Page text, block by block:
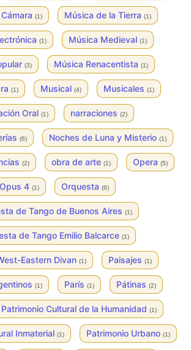
(1) Música de la Tierra (1)
(1) Música Medieval (1)
(3) Música Renacentista (1)
(1) Musical (4) Musicales (1)
Oral (1) narraciones (2)
(6) Noches de Luna y Misterio (1)
(2) obra de arte (1) Opera (5)
Opus 4 (1) Orquesta (6)
de Tango de Buenos Aires (1)
de Tango Emilio Balcarce (1)
Eastern Divan (1) Paisajes (1)
(1) París (1) Pátinas (2)
Patrimonio Cultural de la Humanidad (1)
Inmaterial (1) Patrimonio Urbano (1)